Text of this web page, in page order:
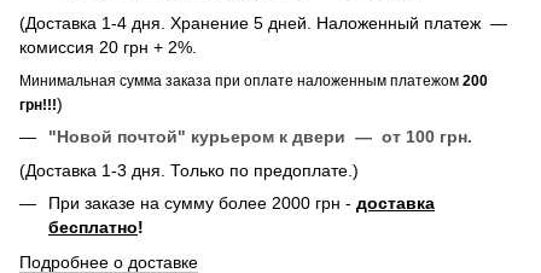
(Доставка 1-4 дня. Хранение 5 дней. Наложенный платеж —
комиссия 20 грн + 2%.
Минимальная сумма заказа при оплате наложенным платежом 200
грн!!!)
"Новой почтой" курьером к двери — от 100 грн.
(Доставка 1-3 дня. Только по предоплате.)
При заказе на сумму более 2000 грн - доставка
бесплатно!
Подробнее о доставке